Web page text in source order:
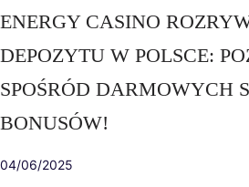
ENERGY CASINO
DEPOZYTU W POLSCE:
SPOŚRÓD DARMOWYCH
BONUSÓW!
04/06/2025